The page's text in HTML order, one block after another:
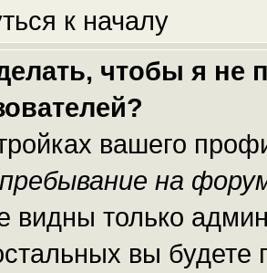
к началу
чтобы я не
вашего
на
видны только
вы будете